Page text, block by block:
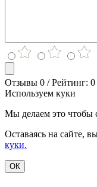
Отзывы 0 / Рейтинг: 0
Используем куки
Мы делаем это чтобы
Оставаясь на сайте,
куки.
ОК